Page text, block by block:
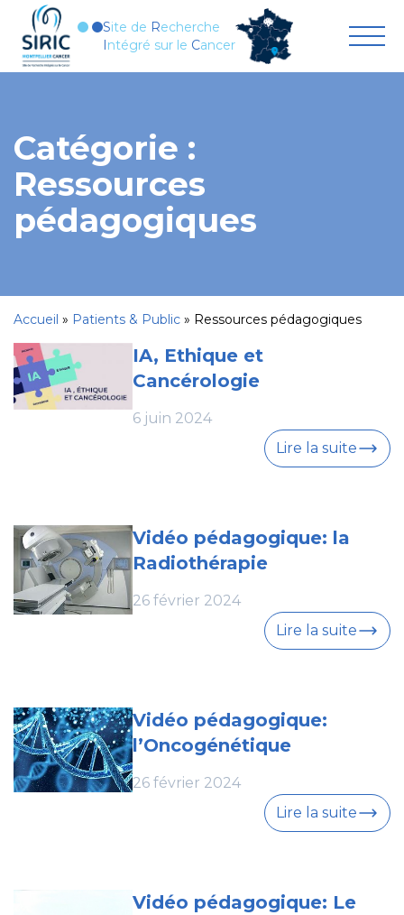
Aller au contenu
Site de Recherche
Intégré sur le Cancer
Catégorie :
Ressources
pédagogiques
Accueil » Patients & Public » Ressources pédagogiques
IA, Ethique et
Cancérologie
6 juin 2024
Lire la suite
Vidéo pédagogique: la
Radiothérapie
26 février 2024
Lire la suite
Vidéo pédagogique:
l’Oncogénétique
26 février 2024
Lire la suite
Vidéo pédagogique: Le